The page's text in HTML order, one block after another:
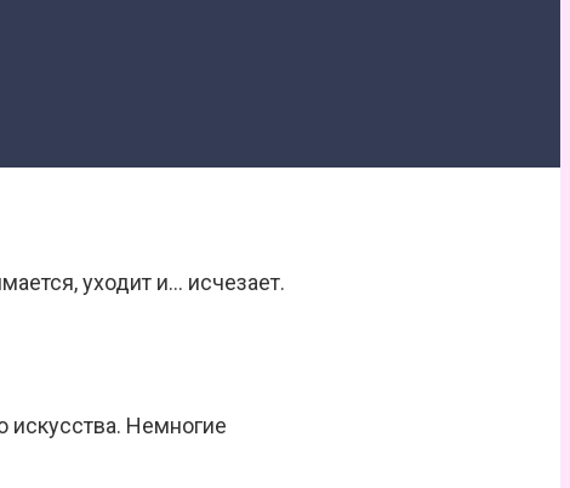
уходит и… исчезает.
Немногие